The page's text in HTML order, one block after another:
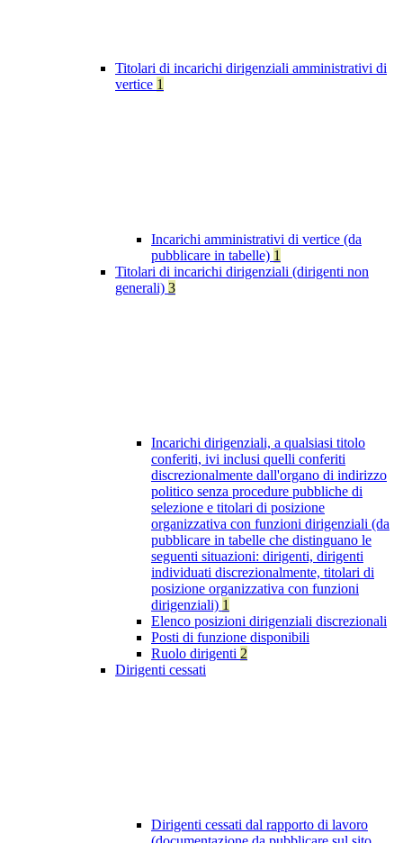
Titolari di incarichi dirigenziali amministrativi di
vertice 1
Incarichi amministrativi di vertice (da
pubblicare in tabelle) 1
Titolari di incarichi dirigenziali (dirigenti non
generali) 3
Incarichi dirigenziali, a qualsiasi titolo
conferiti, ivi inclusi quelli conferiti
discrezionalmente dall'organo di indirizzo
politico senza procedure pubbliche di
selezione e titolari di posizione
organizzativa con funzioni dirigenziali (da
pubblicare in tabelle che distinguano le
seguenti situazioni: dirigenti, dirigenti
individuati discrezionalmente, titolari di
posizione organizzativa con funzioni
dirigenziali) 1
Elenco posizioni dirigenziali discrezionali
Posti di funzione disponibili
Ruolo dirigenti 2
Dirigenti cessati
Dirigenti cessati dal rapporto di lavoro